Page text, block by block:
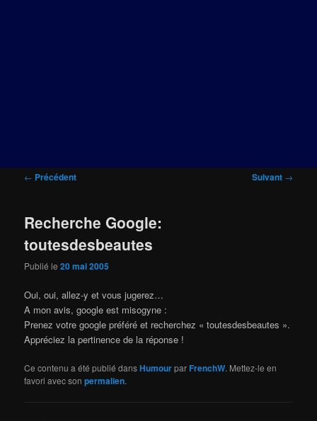
Navigation
← Précédent Suivant →
Recherche Google:
toutesdesbeautes
Publié le20 mai 2005
Oui, oui, allez-y et vous jugerez…
A mon avis, google est misogyne :
Prenez votre google préféré et recherchez « toutesdesbeautes ».
Appréciez la pertinence de la réponse !
Ce contenu a été publié dansHumourparFrenchW. Mettez-le en
favori avec sonpermalien.